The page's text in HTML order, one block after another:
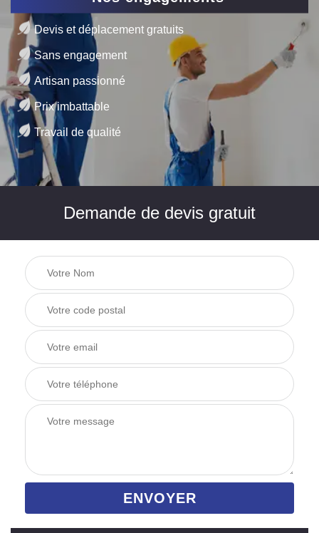
Devis et déplacement gratuits
Sans engagement
Artisan passionné
Prix imbattable
Travail de qualité
Demande de devis gratuit